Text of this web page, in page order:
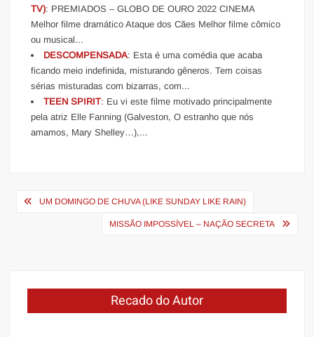
TV): PREMIADOS – GLOBO DE OURO 2022 CINEMA
Melhor filme dramático Ataque dos Cães Melhor filme cômico
ou musical...
DESCOMPENSADA: Esta é uma comédia que acaba
ficando meio indefinida, misturando gêneros. Tem coisas
sérias misturadas com bizarras, com...
TEEN SPIRIT: Eu vi este filme motivado principalmente
pela atriz Elle Fanning (Galveston, O estranho que nós
amamos, Mary Shelley…),...
Navegação
UM DOMINGO DE CHUVA (LIKE SUNDAY LIKE RAIN)
MISSÃO IMPOSSÍVEL – NAÇÃO SECRETA
Recado do Autor